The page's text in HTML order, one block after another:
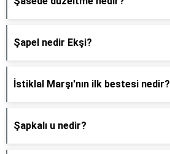
Şapel nedir Ekşi?
İstiklal Marşı'nın ilk bestesi nedir?
Şapkalı u nedir?